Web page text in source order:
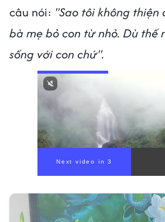
câu nói: "Sao tôi không
bà mẹ bỏ con từ nhỏ. Dù
sống với con chứ".
Next video in 1